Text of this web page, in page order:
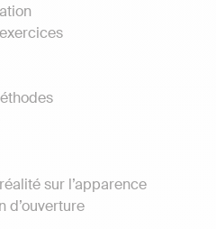
sur l’apparence
d’ouverture